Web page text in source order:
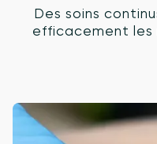
Des soins
efficacement les